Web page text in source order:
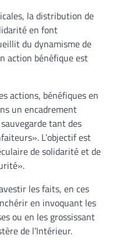
la distribution de
en font
du dynamisme de
action bénéfique est
actions, bénéfiques en
un encadrement
tant des
L’objectif est
de solidarité et de
les faits, en ces
en invoquant les
ou en les grossissant
de l’Intérieur.